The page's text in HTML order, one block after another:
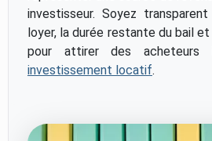
investisseur. Soyez
loyer, la durée restante du bail
pour attirer des acheteurs
investissement locatif.